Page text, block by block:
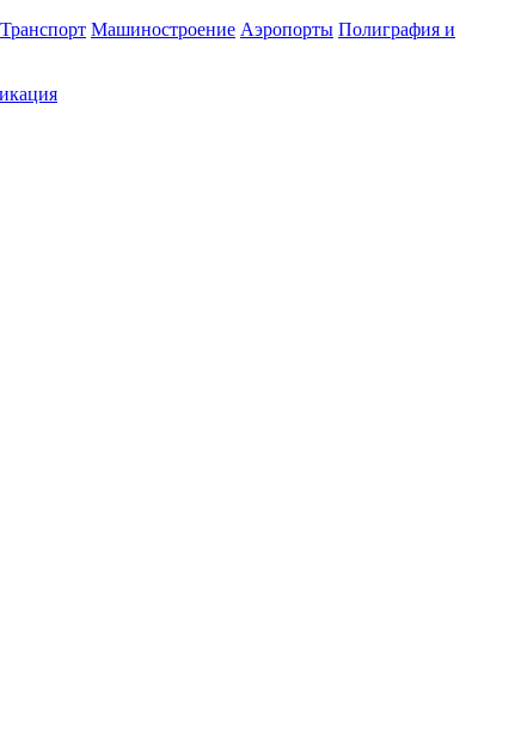
Транспорт Машиностроение Аэропорты Полиграфия и